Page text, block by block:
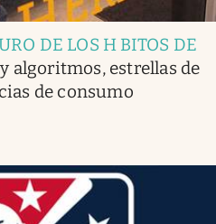
DE LOS H BITOS DE
algoritmos, estrellas de
de consumo